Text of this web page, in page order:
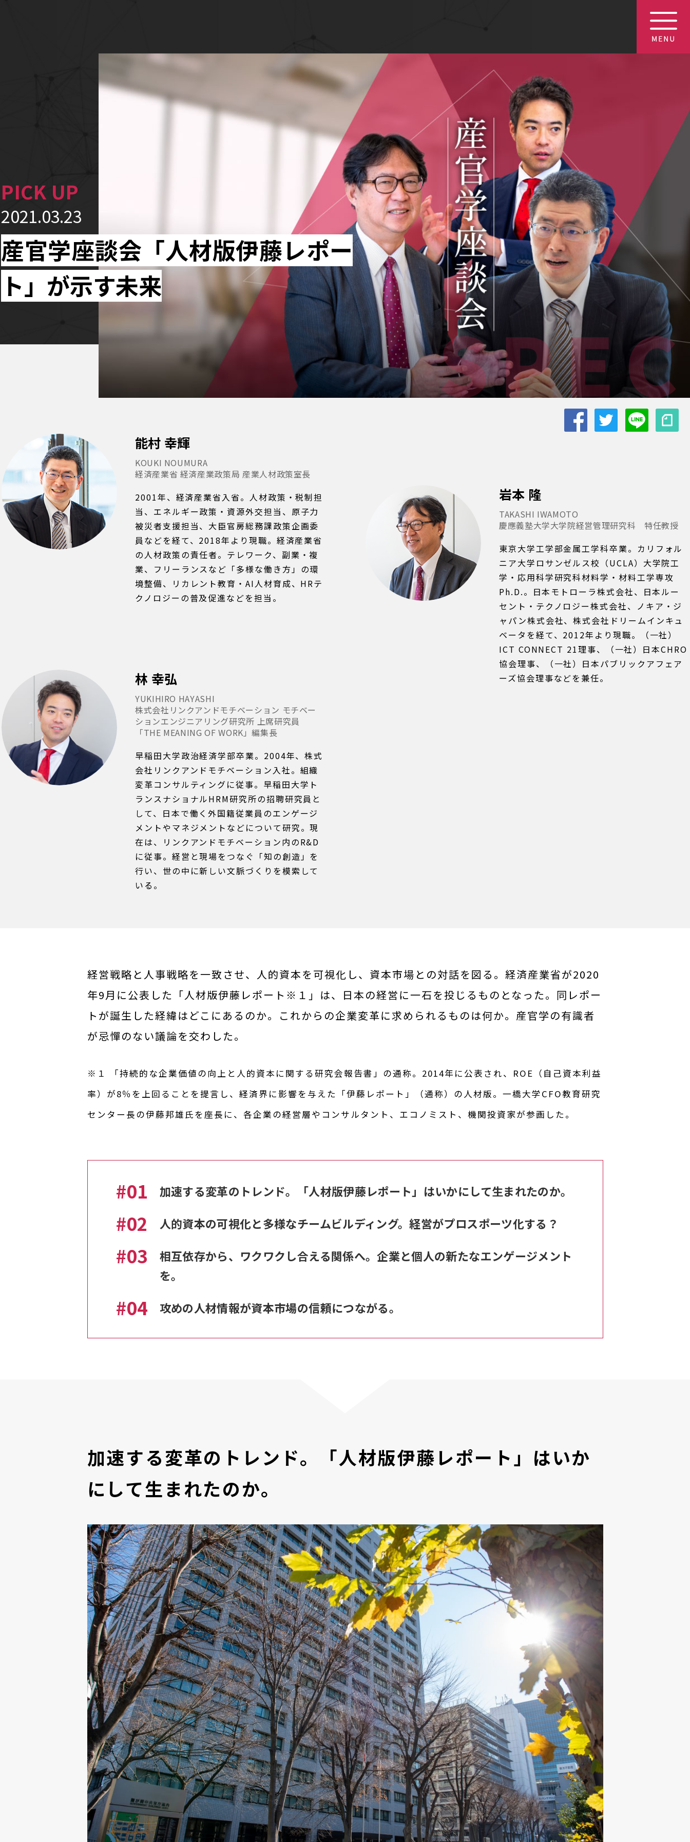
2021.03.23
産官学座談会「人材版伊藤レポー
ト」が示す未来
能村 幸輝
KOUKI NOUMURA
経済産業省 経済産業政策局 産業人材政策室長
2001年、経済産業省入省。人材政策・税制担
当、エネルギー政策・資源外交担当、原子力
被災者支援担当、大臣官房総務課政策企画委
員などを経て、2018年より現職。経済産業省
の人材政策の責任者。テレワーク、副業・複
業、フリーランスなど「多様な働き方」の環
境整備、リカレント教育・AI人材育成、HRテ
クノロジーの普及促進などを担当。
岩本 隆
TAKASHI IWAMOTO
慶應義塾大学大学院経営管理研究科 特任教授
東京大学工学部金属工学科卒業。カリフォル
ニア大学ロサンゼルス校（UCLA）大学院工
学・応用科学研究科材料学・材料工学専攻
Ph.D.。日本モトローラ株式会社、日本ルー
セント・テクノロジー株式会社、ノキア・ジ
ャパン株式会社、株式会社ドリームインキュ
ベータを経て、2012年より現職。（一社）
ICT CONNECT 21理事、（一社）日本CHRO
協会理事、（一社）日本パブリックアフェア
ーズ協会理事などを兼任。
林 幸弘
YUKIHIRO HAYASHI
株式会社リンクアンドモチベーション モチベー
ションエンジニアリング研究所 上席研究員
「THE MEANING OF WORK」編集長
早稲田大学政治経済学部卒業。2004年、株式
会社リンクアンドモチベーション入社。組織
変革コンサルティングに従事。早稲田大学ト
ランスナショナルHRM研究所の招聘研究員と
して、日本で働く外国籍従業員のエンゲージ
メントやマネジメントなどについて研究。現
在は、リンクアンドモチベーション内のR&D
に従事。経営と現場をつなぐ「知の創造」を
行い、世の中に新しい文脈づくりを模索して
いる。
経営戦略と人事戦略を一致させ、人的資本を可視化し、資本市場との対話を図る。経済産業省が2020
年9月に公表した「人材版伊藤レポート※１」は、日本の経営に一石を投じるものとなった。同レポー
トが誕生した経緯はどこにあるのか。これからの企業変革に求められるものは何か。産官学の有識者
が忌憚のない議論を交わした。
※１ 「持続的な企業価値の向上と人的資本に関する研究会報告書」の通称。2014年に公表され、ROE（自己資本利益
率）が8％を上回ることを提言し、経済界に影響を与えた「伊藤レポート」（通称）の人材版。一橋大学CFO教育研究
センター長の伊藤邦雄氏を座長に、各企業の経営層やコンサルタント、エコノミスト、機関投資家が参画した。
01 加速する変革のトレンド。「人材版伊藤レポート」はいかにして生まれたのか。
02 人的資本の可視化と多様なチームビルディング。経営がプロスポーツ化する？
03
相互依存から、ワクワクし合える関係へ。企業と個人の新たなエンゲージメント
を。
04 攻めの人材情報が資本市場の信頼につながる。
加速する変革のトレンド。「人材版伊藤レポート」はいか
にして生まれたのか。